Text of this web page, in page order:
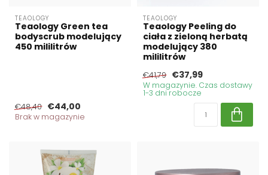
TEAOLOGY
Teaology Green tea
bodyscrub modelujący
450 mililitrów
€48,40 €44,00
Brak w magazynie
TEAOLOGY
Teaology Peeling do
ciała z zieloną herbatą
modelujący 380
mililitrów
€41,79 €37,99
W magazynie. Czas dostawy
1-3 dni robocze